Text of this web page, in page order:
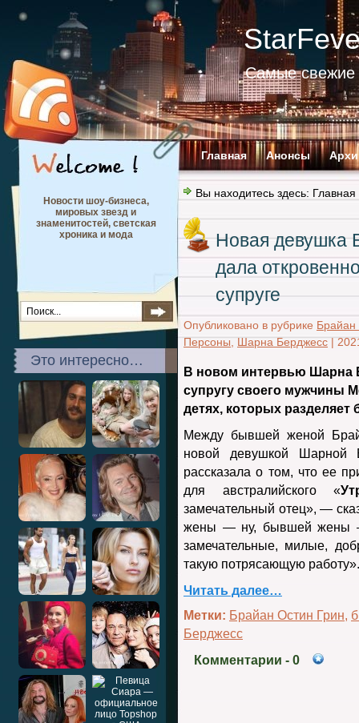
Самые свежие
Главная Анонсы
Новости шоу-бизнеса,
мировых звезд и
знаменитостей, светская
хроника и мода
Это интересно…
Вы находитесь здесь: Главная
Новая девушка
дала
супруге
Опубликовано в рубрике Брайан
Персоны,Шарна Берджесс|
В новом интервью Шарна
супругу своего мужчины
детях, которых разделяет
Между бывшей женой
новой девушкой Шарной
рассказала о том, что ее
для австралийского «
замечательный отец», —
жены — ну, бывшей жены —
замечательные, милые,
такую ​​потрясающую работу».
Читать далее…
Метки: Брайан Остин Грин,
Берджесс
Комментарии - 0